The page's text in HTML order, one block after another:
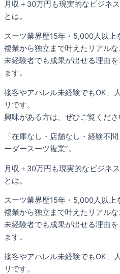
月収＋30万円も現実的なビジネ
とは。
スーツ業界歴15年・5,000人以上
複業から独立まで叶えたリアルな
未経験者でも成果が出せる理由
ます。
接客やアパレル未経験でもOK、
リです。
興味がある方は、ぜひご覧くださ
「在庫なし・店舗なし・経験不問
ーダースーツ複業”。
月収＋30万円も現実的なビジネ
とは。
スーツ業界歴15年・5,000人以上
複業から独立まで叶えたリアルな
未経験者でも成果が出せる理由
ます。
接客やアパレル未経験でもOK、
リです。